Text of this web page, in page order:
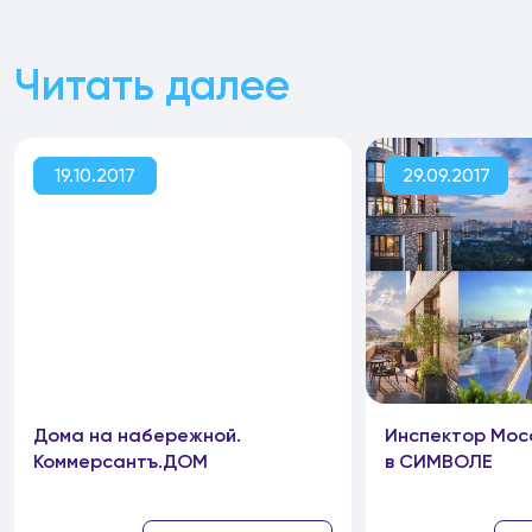
Читать далее
19.10.2017
Дома на набережной.
Коммерсантъ.ДОМ
29.09.2017
Инспектор
в СИМВОЛЕ